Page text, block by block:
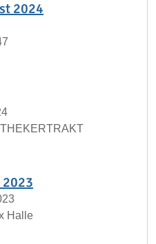
2024
2023
Halle